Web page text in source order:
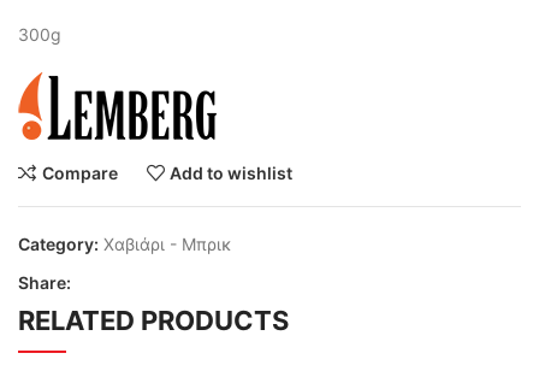
300g
Compare Add to wishlist
Category: Χαβιάρι - Μπρικ
Share:
RELATED PRODUCTS